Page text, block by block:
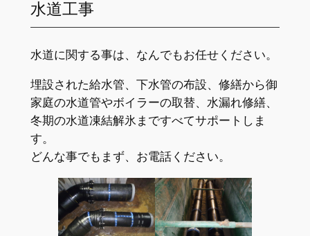
水道工事
水道に関する事は、なんでもお任せください。
埋設された給水管、下水管の布設、修繕から御
家庭の水道管やボイラーの取替、水漏れ修繕、
冬期の水道凍結解氷まですべてサポートしま
す。
どんな事でもまず、お電話ください。